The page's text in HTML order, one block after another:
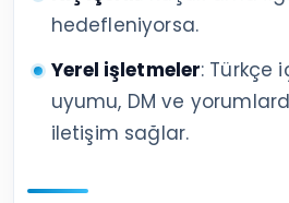
hedefleniyorsa.
Yerel işletmeler: Türkçe
uyumu, DM ve
iletişim sağlar.